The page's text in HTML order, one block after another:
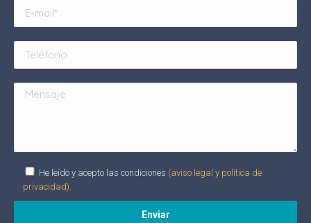
He leído y acepto las condiciones (aviso legal y política de
privacidad).